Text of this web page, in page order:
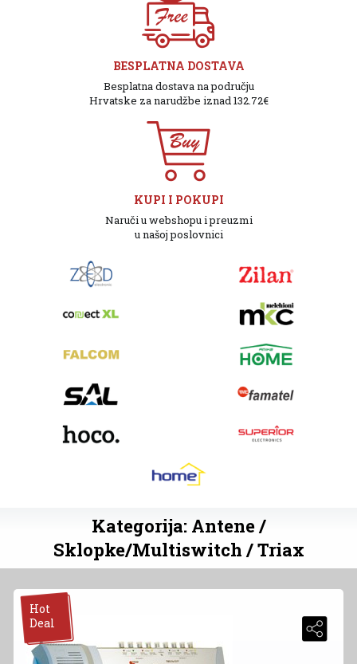
BESPLATNA DOSTAVA
Besplatna dostava na području
Hrvatske za narudžbe iznad 132.72€
KUPI I POKUPI
Naruči u webshopu i preuzmi
u našoj poslovnici
Kategorija: Antene /
Sklopke/Multiswitch / Triax
Hot
Deal